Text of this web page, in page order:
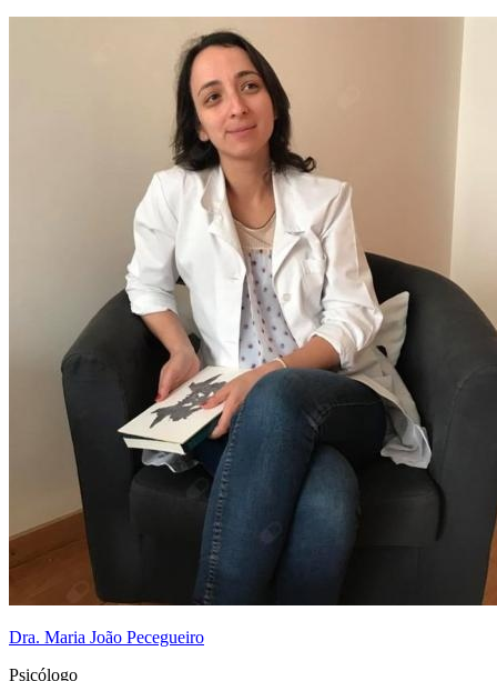
Dra. Maria João Pecegueiro
Psicólogo